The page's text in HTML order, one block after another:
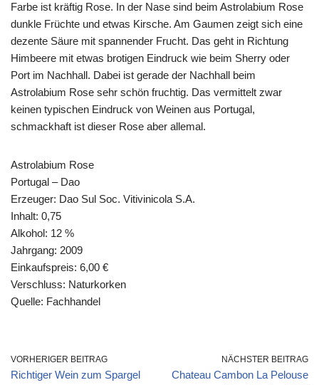
Farbe ist kräftig Rose. In der Nase sind beim Astrolabium Rose
dunkle Früchte und etwas Kirsche. Am Gaumen zeigt sich eine
dezente Säure mit spannender Frucht. Das geht in Richtung
Himbeere mit etwas brotigen Eindruck wie beim Sherry oder
Port im Nachhall. Dabei ist gerade der Nachhall beim
Astrolabium Rose sehr schön fruchtig. Das vermittelt zwar
keinen typischen Eindruck von Weinen aus Portugal,
schmackhaft ist dieser Rose aber allemal.
Astrolabium Rose
Portugal – Dao
Erzeuger: Dao Sul Soc. Vitivinicola S.A.
Inhalt: 0,75
Alkohol: 12 %
Jahrgang: 2009
Einkaufspreis: 6,00 €
Verschluss: Naturkorken
Quelle: Fachhandel
VORHERIGER BEITRAG
Richtiger Wein zum Spargel
NÄCHSTER BEITRAG
Chateau Cambon La Pelouse